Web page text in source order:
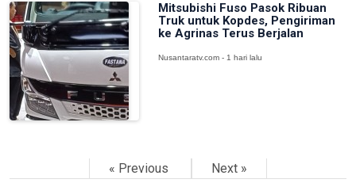
Mitsubishi Fuso Pasok Ribuan
Truk untuk Kopdes, Pengiriman
ke Agrinas Terus Berjalan
Nusantaratv.com - 1 hari lalu
« Previous Next »